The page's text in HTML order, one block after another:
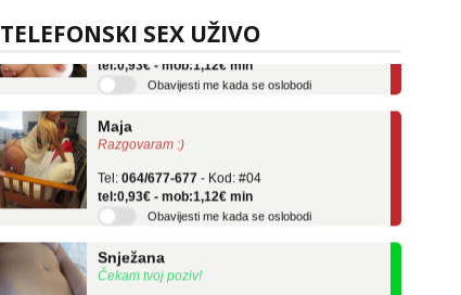
TELEFONSKI SEX UŽIVO
Tel: 064/677-677 - Kod: #69
tel:0,93€ - mob:1,12€ min
Obavijesti me kada se oslobodi
Razgovaram :)
064/677-677
tel:0,93€ - mob:1,12€ min
Obavijesti me kada se oslobodi
Čekam tvoj poziv!
064/677-677